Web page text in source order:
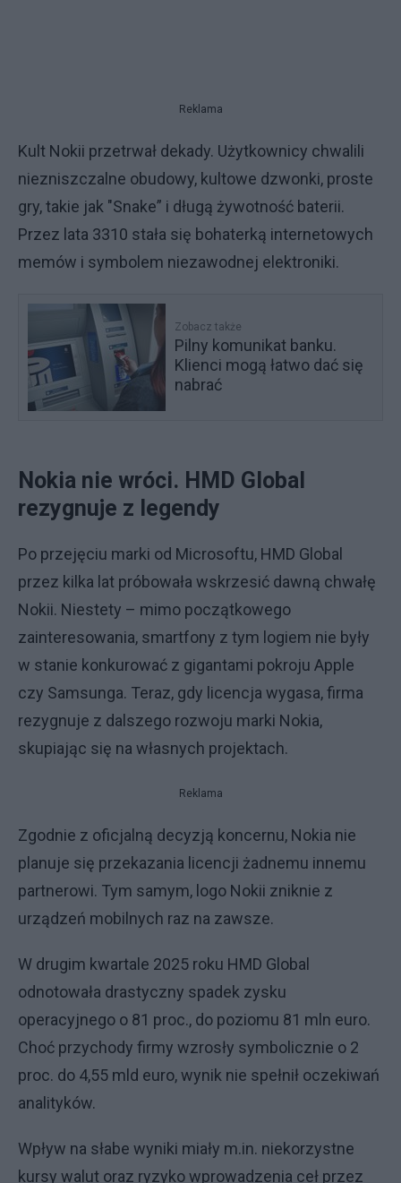
Reklama
Kult Nokii przetrwał dekady. Użytkownicy chwalili
niezniszczalne obudowy, kultowe dzwonki, proste
gry, takie jak "Snake” i długą żywotność baterii.
Przez lata 3310 stała się bohaterką internetowych
memów i symbolem niezawodnej elektroniki.
Zobacz także
Pilny komunikat banku.
Klienci mogą łatwo dać się
nabrać
Nokia nie wróci. HMD Global
rezygnuje z legendy
Po przejęciu marki od Microsoftu, HMD Global
przez kilka lat próbowała wskrzesić dawną chwałę
Nokii. Niestety – mimo początkowego
zainteresowania, smartfony z tym logiem nie były
w stanie konkurować z gigantami pokroju Apple
czy Samsunga. Teraz, gdy licencja wygasa, firma
rezygnuje z dalszego rozwoju marki Nokia,
skupiając się na własnych projektach.
Reklama
Zgodnie z oficjalną decyzją koncernu, Nokia nie
planuje się przekazania licencji żadnemu innemu
partnerowi. Tym samym, logo Nokii zniknie z
urządzeń mobilnych raz na zawsze.
W drugim kwartale 2025 roku HMD Global
odnotowała drastyczny spadek zysku
operacyjnego o 81 proc., do poziomu 81 mln euro.
Choć przychody firmy wzrosły symbolicznie o 2
proc. do 4,55 mld euro, wynik nie spełnił oczekiwań
analityków.
Wpływ na słabe wyniki miały m.in. niekorzystne
kursy walut oraz ryzyko wprowadzenia ceł przez